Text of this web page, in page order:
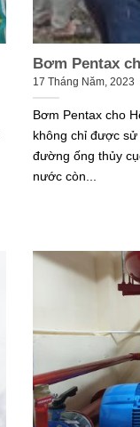
Bơm Pentax
17 Tháng Năm, 2023
Bơm Pentax cho
không chỉ được
đường ống thủy
nước còn...